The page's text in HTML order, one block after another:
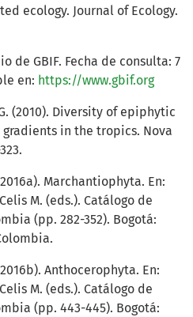
ecology. Journal of Ecology.
de GBIF. Fecha de consulta: 7
en: https://www.gbif.org
(2010). Diversity of epiphytic
in the tropics. Nova
Marchantiophyta. En:
M. (eds.). Catálogo de
(pp. 282-352). Bogotá:
Anthocerophyta. En:
M. (eds.). Catálogo de
(pp. 443-445). Bogotá: